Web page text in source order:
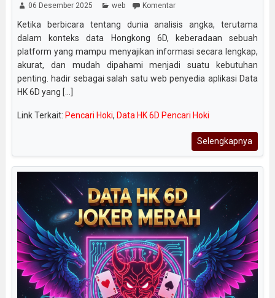
06 Desember 2025 web Komentar
Ketika berbicara tentang dunia analisis angka, terutama
dalam konteks data Hongkong 6D, keberadaan sebuah
platform yang mampu menyajikan informasi secara lengkap,
akurat, dan mudah dipahami menjadi suatu kebutuhan
penting. hadir sebagai salah satu web penyedia aplikasi Data
HK 6D yang [...]
Link Terkait: Pencari Hoki, Data HK 6D Pencari Hoki
Selengkapnya